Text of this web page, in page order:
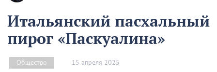
Итальянский пасхальный
пирог «Паскуалина»
Общество 15 апреля 2025